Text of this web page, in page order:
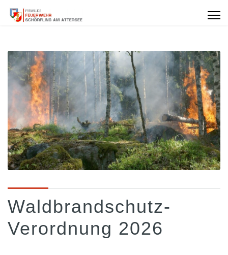
Waldbrandschutz-
Verordnung 2026